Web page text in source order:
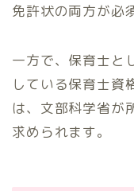
免許状の両方が必
一方で、保育士と
している保育士資
は、文部科学省が
求められます。